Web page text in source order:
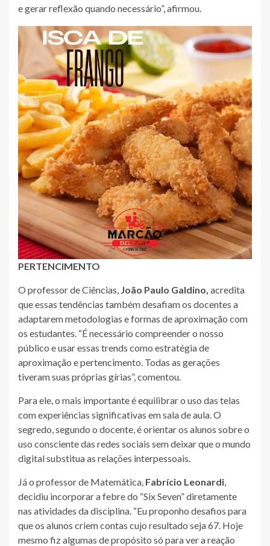
e gerar reflexão quando necessário”, afirmou.
PERTENCIMENTO
O professor de Ciências, João Paulo Galdino, acredita
que essas tendências também desafiam os docentes a
adaptarem metodologias e formas de aproximação com
os estudantes. “É necessário compreender o nosso
público e usar essas trends como estratégia de
aproximação e pertencimento. Todas as gerações
tiveram suas próprias gírias”, comentou.
Para ele, o mais importante é equilibrar o uso das telas
com experiências significativas em sala de aula. O
segredo, segundo o docente, é orientar os alunos sobre o
uso consciente das redes sociais sem deixar que o mundo
digital substitua as relações interpessoais.
Já o professor de Matemática, Fabrício Leonardi
decidiu incorporar a febre do “Six Seven” diretamente
nas atividades da disciplina. “Eu proponho desafios para
que os alunos criem contas cujo resultado seja 67. Hoje
mesmo fiz algumas de propósito só para ver a reação